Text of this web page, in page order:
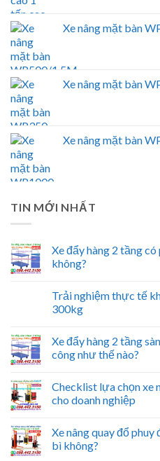
Xe nâng mặt bàn
Xe nâng mặt bàn
Xe nâng mặt bàn
TIN MỚI NHẤT
Xe đẩy hàng 2 tầng
không?
Trải nghiệm thực tế
300kg
Xe đẩy hàng 2 tầng
công như thế nào?
Checklist lựa chọn xe
cho doanh nghiệp
Xe nâng quay đổ
bì không?